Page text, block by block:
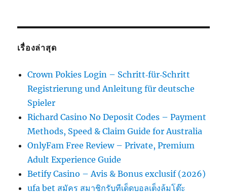
เรื่องล่าสุด
Crown Pokies Login – Schritt‑für‑Schritt
Registrierung und Anleitung für deutsche
Spieler
Richard Casino No Deposit Codes – Payment
Methods, Speed & Claim Guide for Australia
OnlyFam Free Review – Private, Premium
Adult Experience Guide
Betify Casino – Avis & Bonus exclusif (2026)
ufa bet สมัคร สมาชิกรับทีเด็ดบอลเต็งล้มโต๊ะ